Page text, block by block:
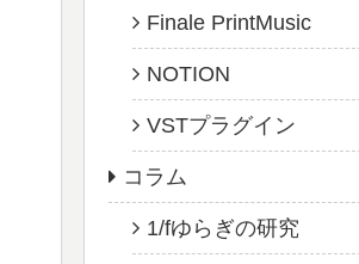
Finale PrintMusic
NOTION
VSTプラグイン
コラム
1/fゆらぎの研究